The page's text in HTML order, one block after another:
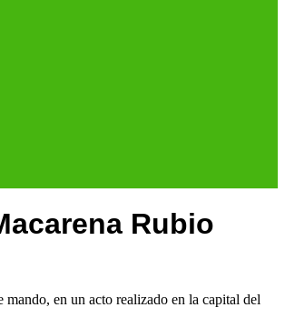
Rubio
en un acto realizado en la capital del